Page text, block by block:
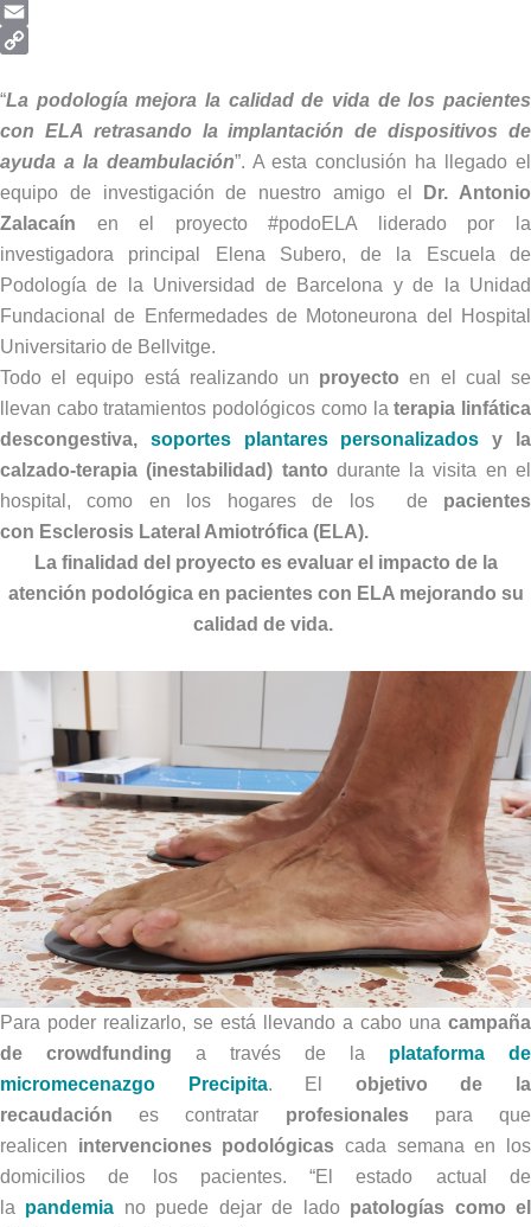
Telegram
Email
Link
“La podología mejora la calidad de vida de los pacientes
con ELA retrasando la implantación de dispositivos de
ayuda a la deambulación”. A esta conclusión ha llegado el
equipo de investigación de nuestro amigo el
Dr. Antonio
Zalacaín en el proyecto #podoELA liderado por la
investigadora principal Elena Subero, de la Escuela de
Podología de la Universidad de Barcelona y de la Unidad
Fundacional de Enfermedades de Motoneurona del Hospital
Universitario de Bellvitge.
Todo el equipo está realizando un proyecto en el cual se
llevan cabo tratamientos podológicos como la terapia linfática
descongestiva, soportes plantares personalizados y la
calzado-terapia (inestabilidad) tanto durante la visita en el
hospital, como en los hogares de los de pacientes
con Esclerosis Lateral Amiotrófica (ELA).
La finalidad del proyecto es evaluar el impacto de la
atención podológica en pacientes con ELA mejorando su
calidad de vida.
Para poder realizarlo, se está llevando a cabo una campaña
de crowdfunding a través de la plataforma de
micromecenazgo Precipita. El objetivo de la
recaudación es contratar profesionalespara que
realicen intervenciones podológicascada semana en los
domicilios de los pacientes. “El estado actual de
la pandemia no puede dejar de lado patologías como el